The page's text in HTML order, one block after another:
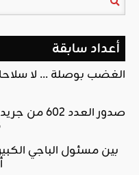
أعداد سابقة
الغضب بوصلة … لا سلاحا
صدور العدد 602 من جريدة التحرير
بين مسئول الباجي